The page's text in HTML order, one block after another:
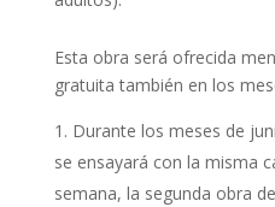
Esta obra será ofrecida
gratuita también en los
Durante los meses de
se ensayará con la misma
semana, la segunda obra